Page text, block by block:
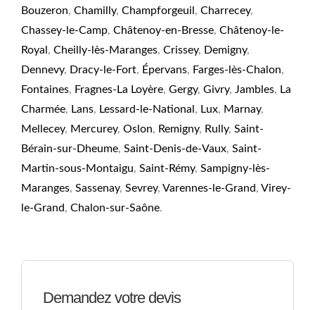
Bouzeron, Chamilly, Champforgeuil , Charrecey,
Chassey-le-Camp, Châtenoy-en-Bresse, Châtenoy-le-
Royal , Cheilly-lès-Maranges, Crissey, Demigny,
Dennevy, Dracy-le-Fort, Épervans, Farges-lès-Chalon,
Fontaines, Fragnes-La Loyère, Gergy, Givry, Jambles, La
Charmée, Lans, Lessard-le-National , Lux, Marnay,
Mellecey, Mercurey, Oslon, Remigny, Rully, Saint-
Bérain-sur-Dheume, Saint-Denis-de-Vaux, Saint-
Martin-sous-Montaigu, Saint-Rémy, Sampigny-lès-
Maranges, Sassenay, Sevrey, Varennes-le-Grand, Virey-
le-Grand, Chalon-sur-Saône.
Demandez votre devis